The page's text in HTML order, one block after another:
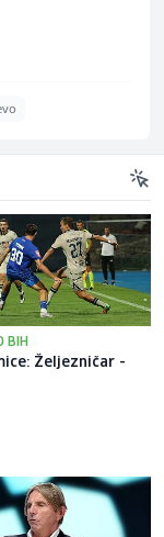
BIH
Željezničar -